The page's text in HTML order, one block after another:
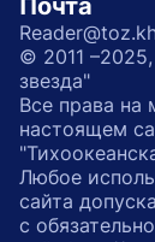
Почта
© 2011
звезда"
Все права на
настоящем
Любое
сайта
с